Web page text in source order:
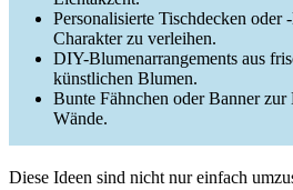
Personalisierte Tischdecken oder
Charakter zu verleihen.
DIY-Blumenarrangements aus
künstlichen Blumen.
Bunte Fähnchen oder Banner
Wände.
Diese Ideen sind nicht nur einfach